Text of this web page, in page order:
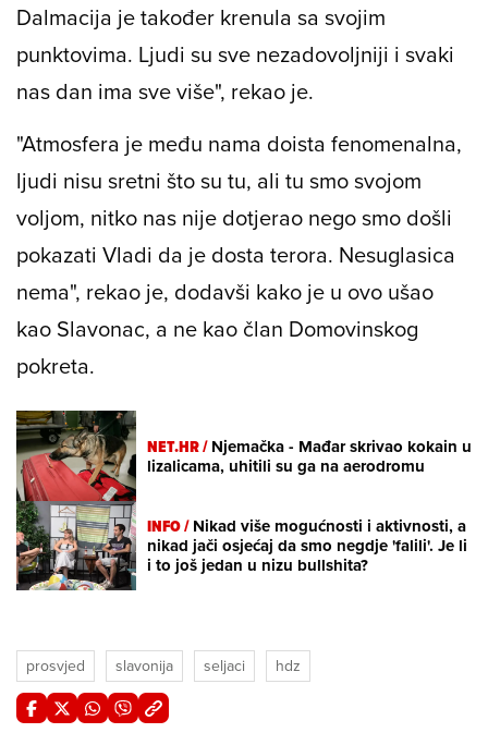
Dalmacija je također krenula sa svojim
punktovima. Ljudi su sve nezadovoljniji i svaki
nas dan ima sve više", rekao je.
"Atmosfera je među nama doista fenomenalna,
ljudi nisu sretni što su tu, ali tu smo svojom
voljom, nitko nas nije dotjerao nego smo došli
pokazati Vladi da je dosta terora. Nesuglasica
nema", rekao je, dodavši kako je u ovo ušao
kao Slavonac, a ne kao član Domovinskog
pokreta.
NET.HR /Njemačka - Mađar skrivao kokain u
lizalicama, uhitili su ga na aerodromu
INFO /Nikad više mogućnosti i aktivnosti, a
nikad jači osjećaj da smo negdje 'falili'. Je li
i to još jedan u nizu bullshita?
prosvjed slavonija seljaci hdz